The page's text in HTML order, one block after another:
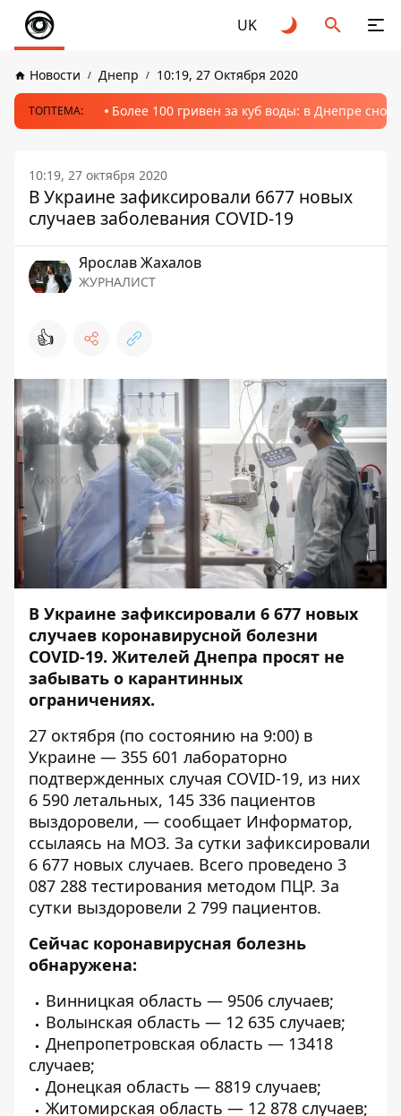
UK
Новости Днепр 10:19, 27 Октября 2020
ТОПТЕМА: Более 100 гривен за куб воды: в Днепре
10:19, 27 октября 2020
В Украине зафиксировали 6677 новых
случаев заболевания COVID-19
Ярослав Жахалов
ЖУРНАЛИСТ
👍
В Украине зафиксировали 6 677 новых
случаев коронавирусной болезни
COVID-19. Жителей Днепра просят не
забывать о карантинных
ограничениях.
27 октября (по состоянию на 9:00) в
Украине — 355 601 лабораторно
подтвержденных случая COVID-19, из них
6 590 летальных, 145 336 пациентов
выздоровели, — сообщает Информатор,
ссылаясь на МОЗ. За сутки зафиксировали
6 677 новых случаев. Всего проведено 3
087 288 тестирования методом ПЦР. За
сутки выздоровели 2 799 пациентов.
Сейчас коронавирусная болезнь
обнаружена:
Винницкая область — 9506 случаев;
Волынская область — 12 635 случаев;
Днепропетровская область — 13418
случаев;
Донецкая область — 8819 случаев;
Житомирская область — 12 878 случаев;